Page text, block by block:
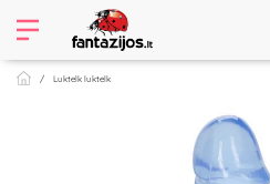
Luktelk luktelk